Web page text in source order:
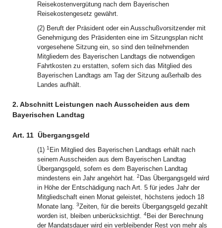
Reisekostenvergütung nach dem Bayerischen
Reisekostengesetz gewährt.
(2) Beruft der Präsident oder ein Ausschußvorsitzender mit
Genehmigung des Präsidenten eine im Sitzungsplan nicht
vorgesehene Sitzung ein, so sind den teilnehmenden
Mitgliedern des Bayerischen Landtags die notwendigen
Fahrtkosten zu erstatten, sofern sich das Mitglied des
Bayerischen Landtags am Tag der Sitzung außerhalb des
Landes aufhält.
2. Abschnitt Leistungen nach Ausscheiden aus dem
Bayerischen Landtag
Art. 11 Übergangsgeld
(1) 1 Ein Mitglied des Bayerischen Landtags erhält nach
seinem Ausscheiden aus dem Bayerischen Landtag
Übergangsgeld, sofern es dem Bayerischen Landtag
mindestens ein Jahr angehört hat. 2 Das Übergangsgeld wird
in Höhe der Entschädigung nach Art. 5 für jedes Jahr der
Mitgliedschaft einen Monat geleistet, höchstens jedoch 18
Monate lang. 3Zeiten, für die bereits Übergangsgeld gezahlt
worden ist, bleiben unberücksichtigt. 4Bei der Berechnung
der Mandatsdauer wird ein verbleibender Rest von mehr als